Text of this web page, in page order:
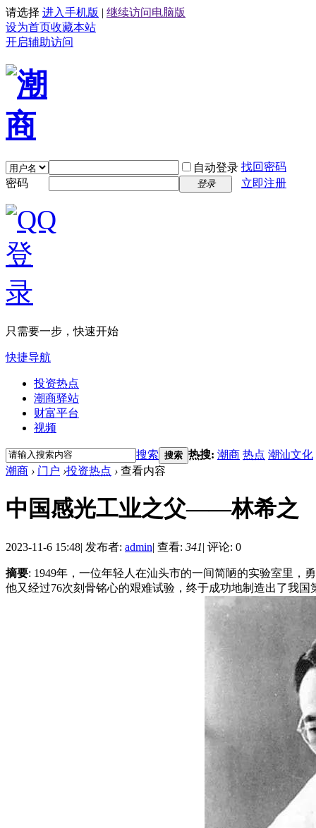
请选择 进入手机版 | 继续访问电脑版
设为首页收藏本站
开启辅助访问
自动登录 找回密码
密码
登录 立即注册
只需要一步，快速开始
快捷导航
投资热点
潮商驿站
财富平台
视频
搜索 搜索 热搜: 潮商 热点 潮汕文化
潮商 › 门户 ›投资热点 › 查看内容
中国感光工业之父——林希之
2023-11-6 15:48| 发布者: admin| 查看: 341| 评论: 0
摘要: 1949年，一位年轻人在汕头市的一间简陋的实验室里，
他又经过76次刻骨铭心的艰难试验，终于成功地制造出了我